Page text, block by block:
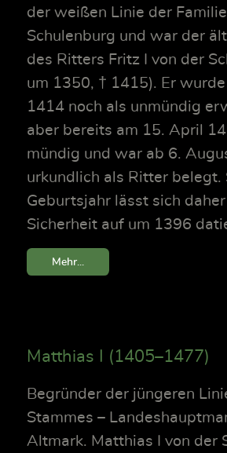
der weißen Linie der
Schulenburg und war der
des Ritters Fritz I von der
um 1350, † 1415). Er
1414 noch als unmündig
aber bereits am 15. April
mündig und war ab 6.
urkundlich als Ritter belegt.
Geburtsjahr lässt sich
Sicherheit auf um 1396
Mehr...
Matthias I (1405–1477)
Begründer der jüngeren
Stammes –
Altmark. Matthias I von der